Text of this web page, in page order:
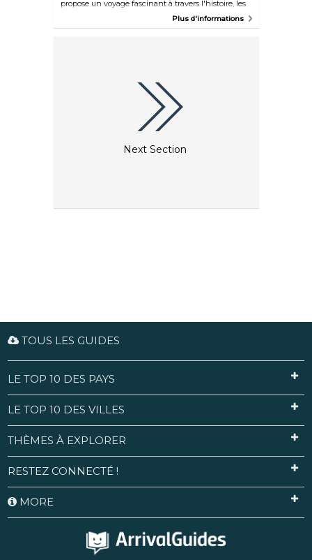
propose un voyage fascinant à travers l'histoire, les
traditions brassicoles et l'héritage de la famille
Plus d'informations
Next Section
TOUS LES GUIDES
LE TOP 10 DES PAYS
LE TOP 10 DES VILLES
THÈMES À EXPLORER
RESTEZ CONNECTÉ !
MORE